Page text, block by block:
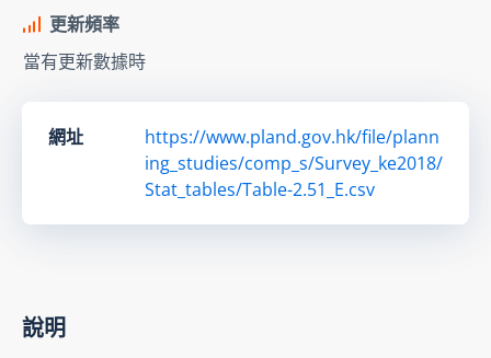
更新頻率
當有更新數據時
網址
https://www.pland.gov.hk/file/plann
ing_studies/comp_s/Survey_ke2018/
Stat_tables/Table-2.51_E.csv
說明